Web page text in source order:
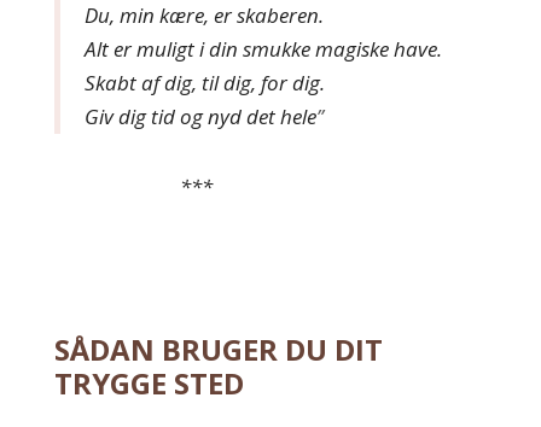
Du, min kære, er skaberen.
Alt er muligt i din smukke magiske have.
Skabt af dig, til dig, for dig.
Giv dig tid og nyd det hele”
***
SÅDAN BRUGER DU DIT
TRYGGE STED